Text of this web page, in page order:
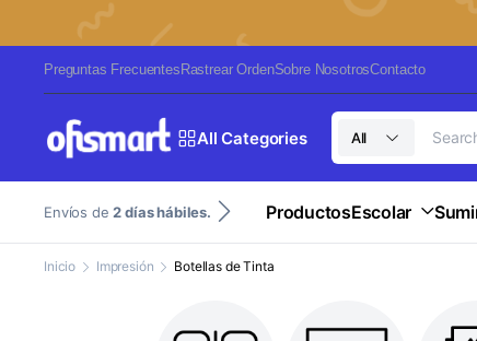
Preguntas Frecuentes Rastrear OrdenSobre NosotrosContacto
All Categories All
Envíos de 2 días hábiles. ProductosEscolar
Inicio Impresión Botellas de Tinta